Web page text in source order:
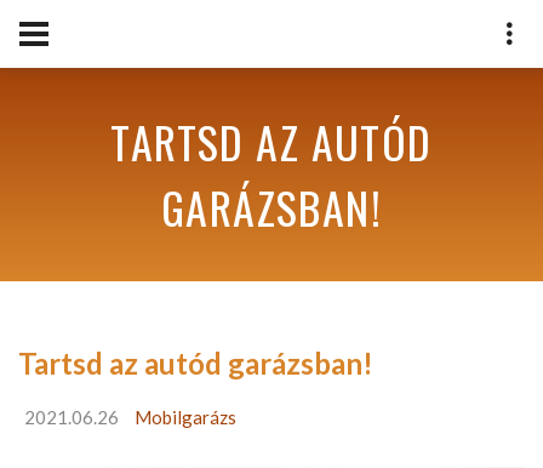
TARTSD AZ AUTÓD
GARÁZSBAN!
Tartsd az autód garázsban!
2021.06.26 Mobilgarázs